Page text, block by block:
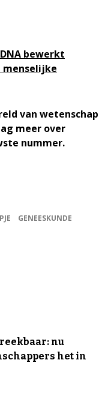
bewerkt
menselijke
van wetenschap
meer over
nummer.
GENEESKUNDE
nu
het in